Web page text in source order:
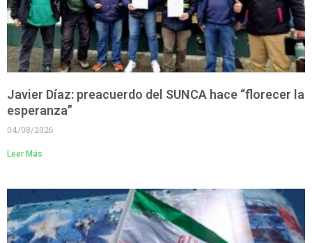
Javier Díaz: preacuerdo del SUNCA hace “florecer la
esperanza”
04/08/2026
Leer Más